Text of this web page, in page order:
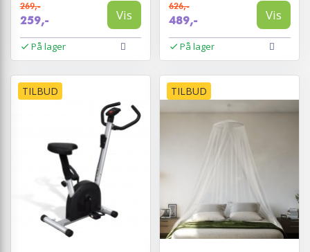
269,-
259,- Vis
På lager
626,-
489,- Vis
På lager
TILBUD TILBUD